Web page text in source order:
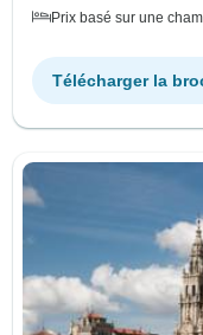
Prix basé sur une
Télécharger la